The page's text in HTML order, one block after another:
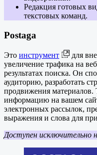
Редакция готовых
текстовых команд.
Postaga
Это инструмент
для
увеличение трафика на
результатах поиска. Он
аудиторию, разработать
продвижения материалов.
информацию на вашем
электронных рассылок,
выражения и слова для
Доступен исключительно